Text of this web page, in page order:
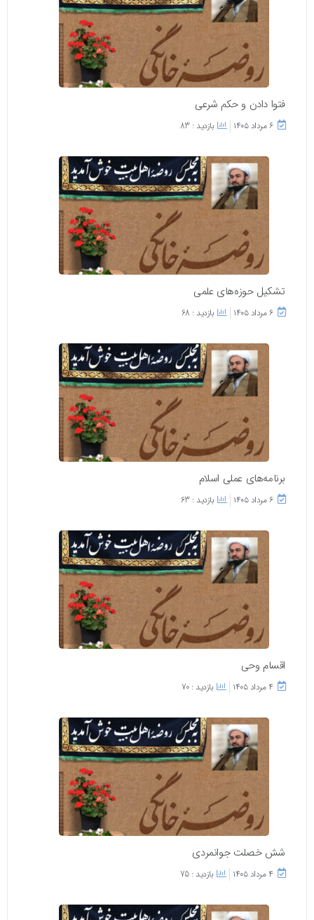
فتوا دادن و حکم شرعی
۶ مرداد ۱۴۰۵ بازدید : 83
تشکیل حوزه‌های علمی
۶ مرداد ۱۴۰۵ بازدید : 68
برنامه‌های عملی اسلام
۶ مرداد ۱۴۰۵ بازدید : 63
اقسام وحی
۴ مرداد ۱۴۰۵ بازدید : 70
شش خصلت جوانمردی
۴ مرداد ۱۴۰۵ بازدید : 75